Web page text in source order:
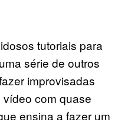
tutoriais para
série de outros
improvisadas
com quase
ensina a fazer um